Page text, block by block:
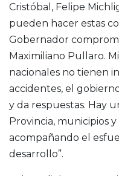
Cristóbal, Felipe
pueden hacer estas
Gobernador
Maximiliano Pullaro.
nacionales no tienen
accidentes, el
y da respuestas. Hay
Provincia, municipios
acompañando el
desarrollo”.